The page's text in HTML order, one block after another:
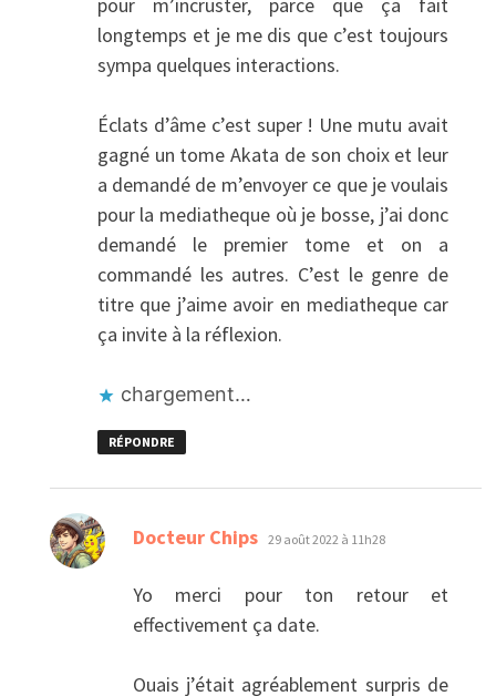
longtemps et je me dis que c’est toujours
sympa quelques interactions.
Éclats d’âme c’est super ! Une mutu avait
gagné un tome Akata de son choix et leur
a demandé de m’envoyer ce que je voulais
pour la mediatheque où je bosse, j’ai donc
demandé le premier tome et on a
commandé les autres. C’est le genre de
titre que j’aime avoir en mediatheque car
ça invite à la réflexion.
chargement…
RÉPONDRE
Docteur Chips dit :
29 août 2022 à 11h28
Yo merci pour ton retour et
effectivement ça date.
Ouais j’était agréablement surpris de